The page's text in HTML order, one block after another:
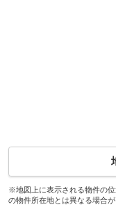
※地図上に表示される物件の
の物件所在地とは異なる場合が